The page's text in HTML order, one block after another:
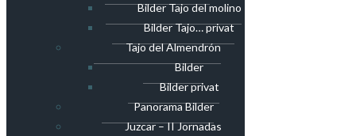
Bilder Tajo del molino
Bilder Tajo… privat
Tajo del Almendrón
Bilder
Bilder privat
Panorama Bilder
Juzcar – II Jornadas